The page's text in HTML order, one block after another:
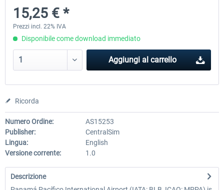
15,25 € *
Prezzi incl. 22% IVA
Disponibile come download immediato
Aggiungi al carrello
Ricorda
Numero Ordine:
AS15253
Publisher:
CentralSim
Lingua:
English
Versione corrente:
1.0
Descrizione